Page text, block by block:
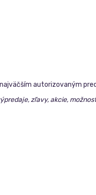
autorizovaným
zľavy, akcie,